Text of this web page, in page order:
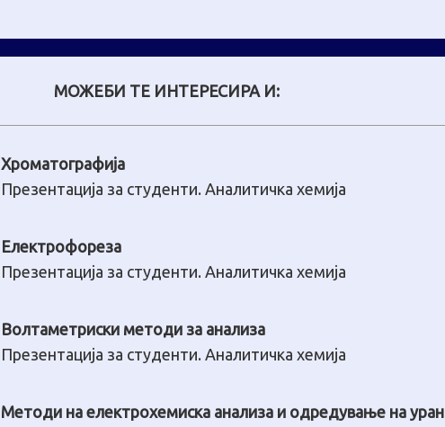
МОЖЕБИ ТЕ ИНТЕРЕСИРА И:
Хроматографија
Презентација за студенти. Аналитичка хемија
Електрофореза
Презентација за студенти. Аналитичка хемија
Волтаметриски методи за анализа
Презентација за студенти. Аналитичка хемија
Методи на електрохемиска анализа и одредување на уран